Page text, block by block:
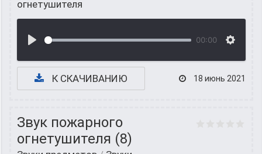
огнетушителя
00:00
К СКАЧИВАНИЮ 18 июнь 2021
Звук пожарного
огнетушителя (8)